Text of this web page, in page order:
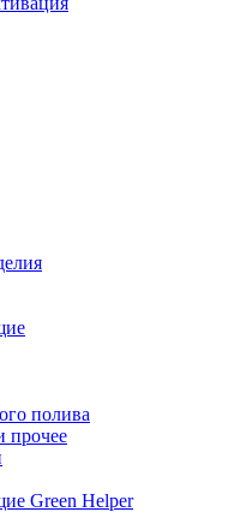
полива
прочее
Green Helper